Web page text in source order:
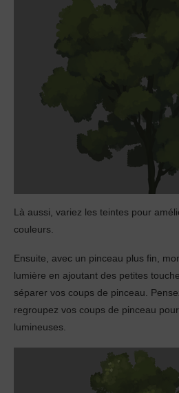
Là aussi, variez les teintes pour
couleurs.
Ensuite, avec un pinceau plus fin,
lumière en ajoutant des petites
séparer vos coups de pinceau.
regroupez vos coups de pinceau
lumineuses.